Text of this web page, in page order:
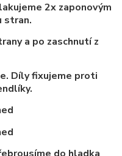
2x zaponovým
stran.
a po zaschnutí z
Díly fixujeme proti